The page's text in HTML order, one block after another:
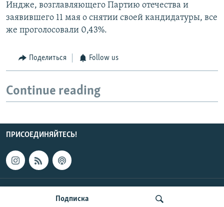
Подписка
Индже, возглавляющего Партию отечества и
заявившего 11 мая о снятии своей кандидатуры, все
же проголосовали 0,43%.
Поделиться Follow us
Continue reading
ПРИСОЕДИНЯЙТЕСЬ!